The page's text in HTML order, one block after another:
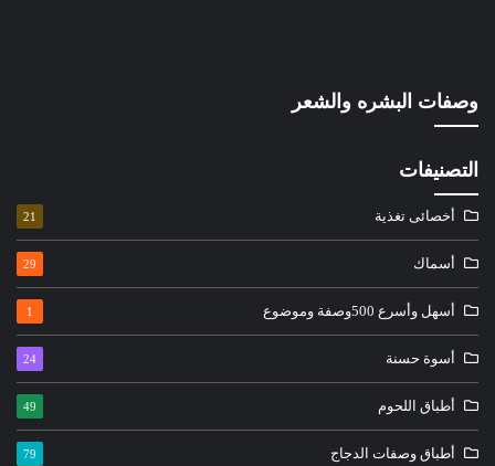
وصفات البشره والشعر
التصنيفات
أخصائى تغذية 21
أسماك 29
أسهل وأسرع 500وصفة وموضوع 1
أسوة حسنة 24
أطباق اللحوم 49
أطباق وصفات الدجاج 79